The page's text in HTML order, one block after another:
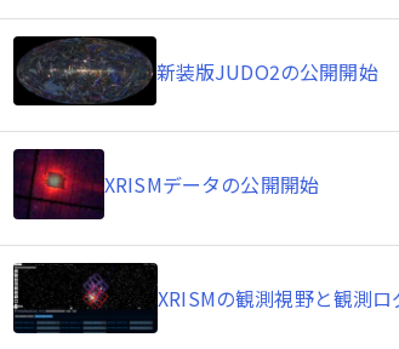
新装版JUDO2の公開開始
XRISMデータの公開開始
XRISMの観測視野と観測ロ